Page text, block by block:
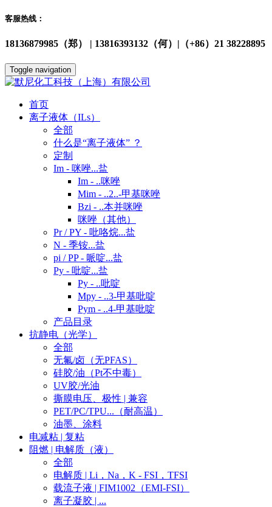
客服热线：
18136879985（郑） | 13816393132（何）|（+86）21 38228895
Toggle navigation
首页
离子液体（ILs）
全部
什么是“离子液体” ？
定制
Im - 咪唑...盐
Im - ..咪唑
Mim - ..2..-甲基咪唑
Bzi - ..本并咪唑
咪唑（其他）
Pr / PY - 吡咯烷...盐
N - 季铵...盐
pi / PP - 哌啶...盐
Py - 吡啶...盐
Py - ..吡啶
Mpy - ..3-甲基吡啶
Pym - ..4-甲基吡啶
产品目录
抗静电（光学）
全部
无氟/卤（无PFAS）
硅胶/油（Pt不中毒）
UV胶/光油
撕膜电压、极性 | 兼容
PET/PC/TPU...（耐高温）
油墨、涂料
电减粘 | 复粘
阻燃 | 电解质（液）
全部
电解质 | Li，Na，K - FSI，TFSI
载流子液 | FIM1002（EMI-FSI）
离子凝胶 | ...